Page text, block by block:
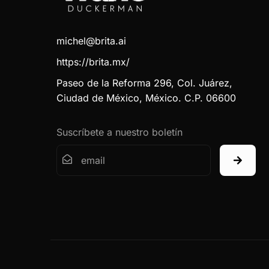
michel@brita.ai
https://brita.mx/
Paseo de la Reforma 296, Col. Juárez,
Ciudad de México, México. C.P. 06600
Suscríbete a nuestro boletín